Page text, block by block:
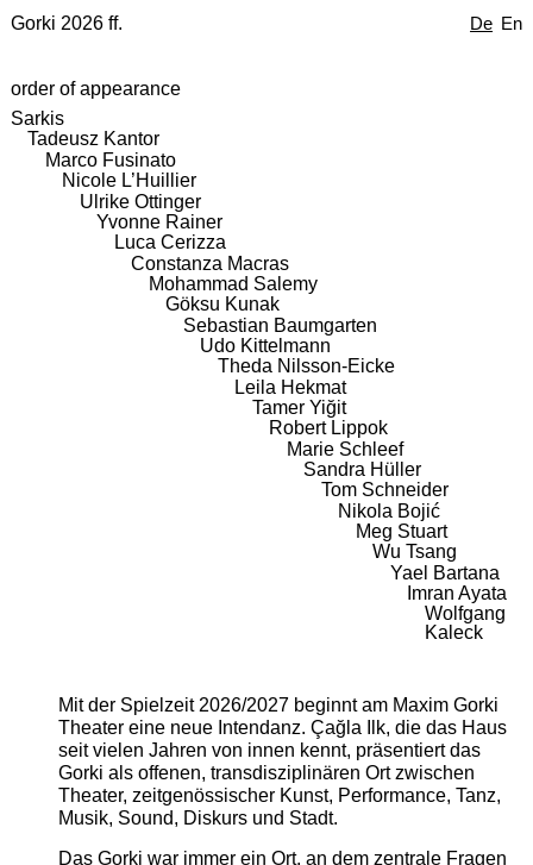
De En
Gorki 2026 ff.
order of appearance
Sarkis
Tadeusz Kantor
Marco Fusinato
Nicole L’Huillier
Ulrike Ottinger
Yvonne Rainer
Luca Cerizza
Constanza Macras
Mohammad Salemy
Göksu Kunak
Sebastian Baumgarten
Udo Kittelmann
Theda Nilsson-Eicke
Leila Hekmat
Tamer Yiğit
Robert Lippok
Marie Schleef
Sandra Hüller
Tom Schneider
Nikola Bojić
Meg Stuart
Wu Tsang
Yael Bartana
Imran Ayata
Wolfgang
Kaleck
Mit der Spielzeit 2026/2027 beginnt am Maxim Gorki
Theater eine neue Intendanz. Çağla Ilk, die das Haus
seit vielen Jahren von innen kennt, präsentiert das
Gorki als offenen, transdisziplinären Ort zwischen
Theater, zeitgenössischer Kunst, Performance, Tanz,
Musik, Sound, Diskurs und Stadt.
Das Gorki war immer ein Ort, an dem zentrale Fragen